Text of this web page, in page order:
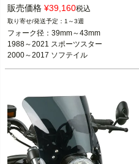
B型番：553004
H型番：562-2851B
39mm～43mmフォーク装着車
1988～2021 スポーツスター
※2016～2021 XL1200X/Sは不可
1991～2005 ダイナ
※FXCW/C、FXSB/SE、FXSEは不可
national cycle（ナショナル サイク
ル）
販売価格 ¥39,160税込
1～3週
フォーク径：39mm～43mm
1988～2021 スポーツスター
2000～2017 ソフテイル